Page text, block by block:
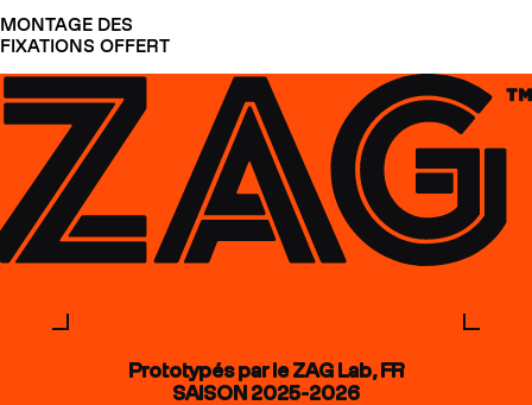
MONTAGE DES
FIXATIONS OFFERT
Prototypés par le ZAG Lab, FR
SAISON 2025-2026